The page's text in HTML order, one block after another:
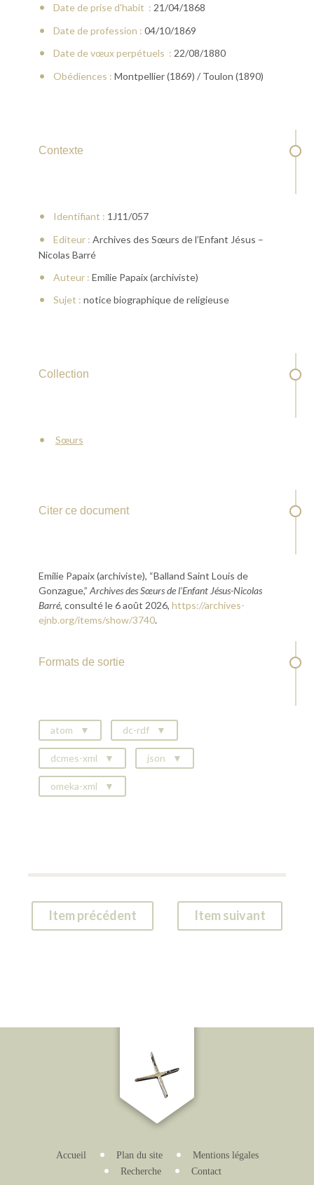
Date de prise d'habit : 21/04/1868
Date de profession : 04/10/1869
Date de vœux perpétuels : 22/08/1880
Obédiences : Montpellier (1869) / Toulon (1890)
Contexte
Identifiant : 1J11/057
Editeur : Archives des Sœurs de l’Enfant Jésus –
Nicolas Barré
Auteur : Emilie Papaix (archiviste)
Sujet : notice biographique de religieuse
Collection
Sœurs
Citer ce document
Emilie Papaix (archiviste), “Balland Saint Louis de
Gonzague,” Archives des Sœurs de l'Enfant Jésus-Nicolas
Barré, consulté le 6 août 2026, https://archives-
ejnb.org/items/show/3740.
Formats de sortie
atom dc-rdf
dcmes-xml json
omeka-xml
Item précédent Item suivant
Accueil Plan du site
Mentions légales
Recherche
Contact